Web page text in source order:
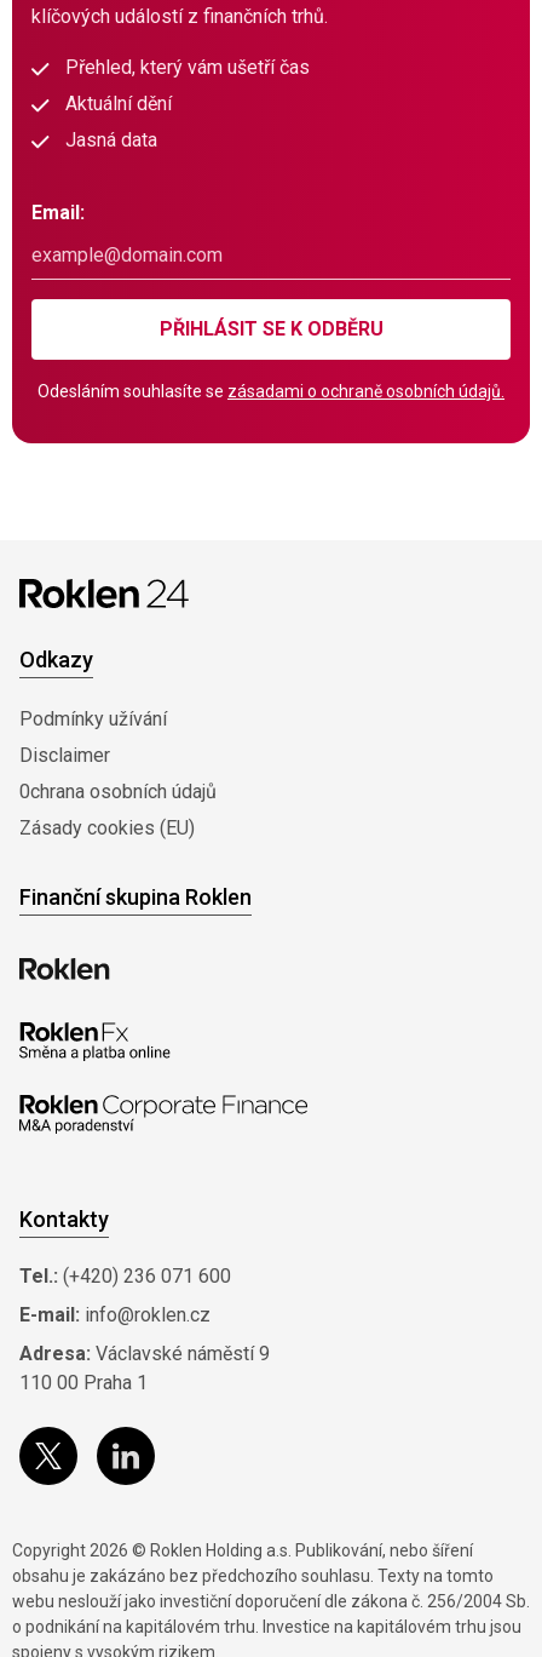
klíčových událostí z finančních trhů.
Přehled, který vám ušetří čas
Aktuální dění
Jasná data
Email:
PŘIHLÁSIT SE K ODBĚRU
Odesláním souhlasíte se zásadami o ochraně osobních údajů.
Odkazy
Podmínky užívání
Disclaimer
0chrana osobních údajů
Zásady cookies (EU)
Finanční skupina Roklen
Kontakty
Tel.: (+420) 236 071 600
E-mail: info@roklen.cz
Adresa: Václavské náměstí 9
110 00 Praha 1
Copyright 2026 © Roklen Holding a.s. Publikování, nebo šíření
obsahu je zakázáno bez předchozího souhlasu. Texty na tomto
webu neslouží jako investiční doporučení dle zákona č. 256/2004 Sb.
o podnikání na kapitálovém trhu. Investice na kapitálovém trhu jsou
spojeny s vysokým rizikem.